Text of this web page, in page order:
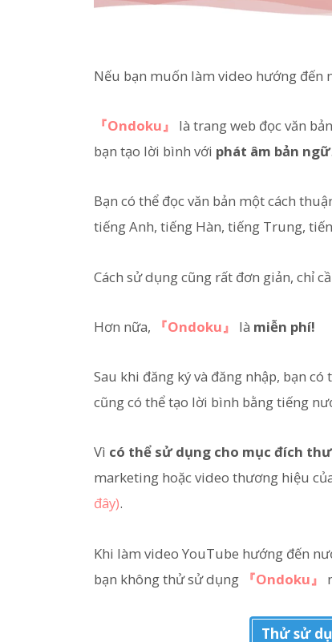
Nếu bạn muốn làm video hướng đến
『Ondoku』 là trang web đọc văn
bạn tạo lời bình với phát âm bản ngữ.
Bạn có thể đọc văn bản một cách
tiếng Anh, tiếng Hàn, tiếng Trung,
Cách sử dụng cũng rất đơn giản, chỉ
Hơn nữa, 『Ondoku』 là miễn phí!
Sau khi đăng ký và đăng nhập, bạn có
cũng có thể tạo lời bình bằng tiếng
Vì có thể sử dụng cho mục đích
marketing hoặc video thương hiệu
đây).
Khi làm video YouTube hướng đến
bạn không thử sử dụng
『Ondoku』
Thử sử